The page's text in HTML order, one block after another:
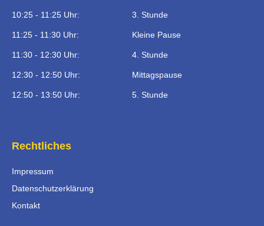
10:25 - 11:25 Uhr: 3. Stunde
11:25 - 11:30 Uhr: Kleine Pause
11:30 - 12:30 Uhr: 4. Stunde
12:30 - 12:50 Uhr: Mittagspause
12:50 - 13:50 Uhr: 5. Stunde
Rechtliches
Impressum
Datenschutzerklärung
Kontakt